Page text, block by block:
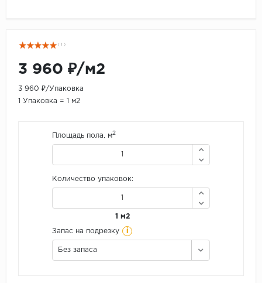
( 1 )
3 960 ₽/м2
3 960 ₽/Упаковка
1 Упаковка = 1 м2
Площадь пола, м2
Количество упаковок:
1 м2
Запас на подрезку i
Без запаса